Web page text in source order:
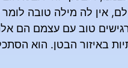
אין לה מילה טובה
טוב עם עצמם הם
באיזור הבטן. הוא